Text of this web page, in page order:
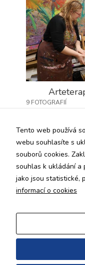
9 FOTOGRAFIÍ
79 FOTOGRAFIÍ
Tento web používá
webu souhlasíte s
souborů cookies.
souhlas k ukládání a
jako jsou statistické,
informací o cookies